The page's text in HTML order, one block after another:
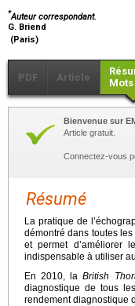
*Auteur correspondant.
G. Briend
(Paris)
PDF Article
Bienvenue sur
Article gratuit.
Connectez-vous
Résumé
La pratique de
démontré dans toutes
et permet d’améliorer
indispensable à utiliser
En 2010, laBritish
diagnostique de tous
rendement diagnostique